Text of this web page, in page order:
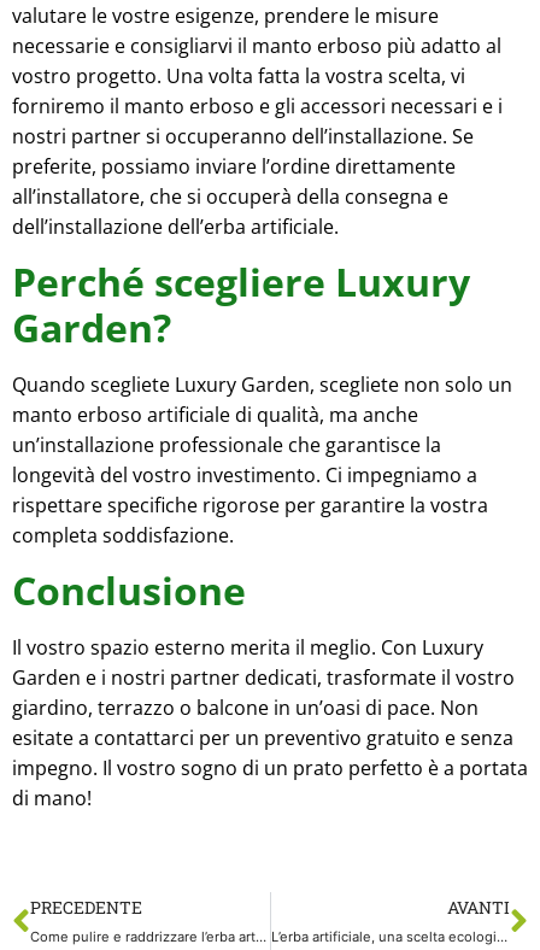
valutare le vostre esigenze, prendere le misure
necessarie e consigliarvi il manto erboso più adatto al
vostro progetto. Una volta fatta la vostra scelta, vi
forniremo il manto erboso e gli accessori necessari e i
nostri partner si occuperanno dell’installazione. Se
preferite, possiamo inviare l’ordine direttamente
all’installatore, che si occuperà della consegna e
dell’installazione dell’erba artificiale.
Perché scegliere Luxury
Garden?
Quando scegliete Luxury Garden, scegliete non solo un
manto erboso artificiale di qualità, ma anche
un’installazione professionale che garantisce la
longevità del vostro investimento. Ci impegniamo a
rispettare specifiche rigorose per garantire la vostra
completa soddisfazione.
Conclusione
Il vostro spazio esterno merita il meglio. Con Luxury
Garden e i nostri partner dedicati, trasformate il vostro
giardino, terrazzo o balcone in un’oasi di pace. Non
esitate a contattarci per un preventivo gratuito e senza
impegno. Il vostro sogno di un prato perfetto è a portata
di mano!
PRECEDENTE
Come pulire e raddrizzare l’erba artificiale
AVANTI
L’erba artificiale, una scelta ecologica